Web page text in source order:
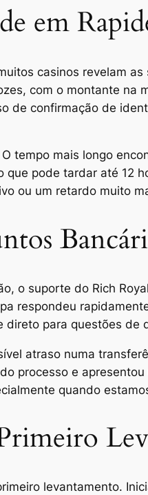
em
casinos revelam
com o montante
de confirmação de
tempo mais longo
pode tardar até 12
ou um retardo muito
o suporte do Rich
respondeu
para questões de
atraso numa
processo e
quando
levantamento.